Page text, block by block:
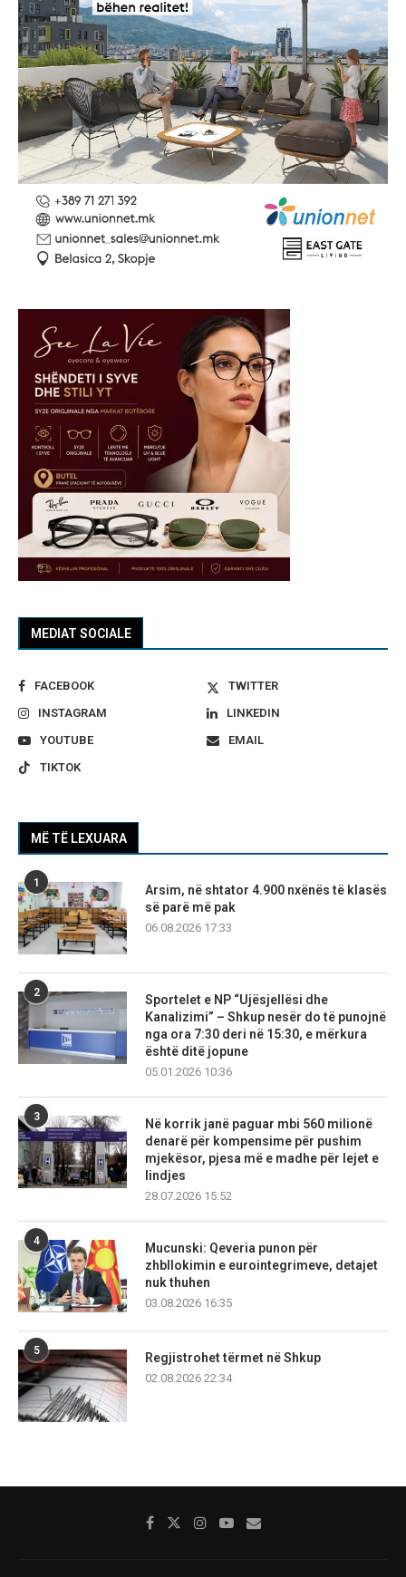
MEDIAT SOCIALE
FACEBOOK
TWITTER
INSTAGRAM
LINKEDIN
YOUTUBE
EMAIL
TIKTOK
MË TË LEXUARA
1
Arsim, në shtator 4.900 nxënës të klasës
së parë më pak
06.08.2026 17:33
2
Sportelet e NP “Ujësjellësi dhe
Kanalizimi” – Shkup nesër do të punojnë
nga ora 7:30 deri në 15:30, e mërkura
është ditë jopune
05.01.2026 10:36
3
Në korrik janë paguar mbi 560 milionë
denarë për kompensime për pushim
mjekësor, pjesa më e madhe për lejet e
lindjes
28.07.2026 15:52
4
Mucunski: Qeveria punon për
zhbllokimin e eurointegrimeve, detajet
nuk thuhen
03.08.2026 16:35
5
Regjistrohet tërmet në Shkup
02.08.2026 22:34